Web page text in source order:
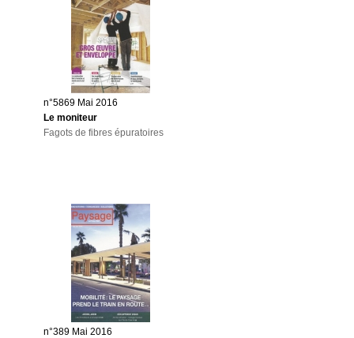
n°5869 Mai 2016
Le moniteur
Fagots de fibres épuratoires
n°389 Mai 2016